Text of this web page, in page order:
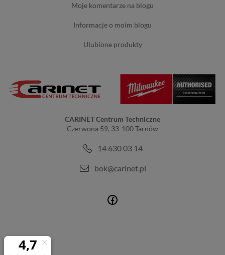
moje komentarze na blogu
informacje o moim blogu
ulubione produkty
CARINET Centrum Techniczne
Czerwona 59, 33-100 Tarnów
14 630 03 14
bok@carinet.pl